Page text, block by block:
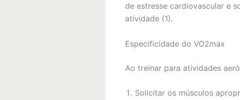
de estresse cardiovascular e
atividade (1).
Especificidade do VO2max
Ao treinar para atividades
Solicitar os músculos